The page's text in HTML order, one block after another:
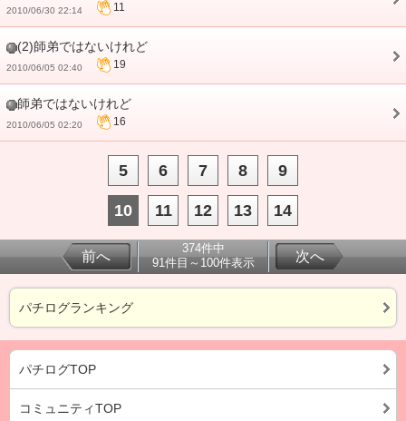
2010/06/30 22:14 11
(2)師弟ではないけれど
2010/06/05 02:40 19
師弟ではないけれど
2010/06/05 02:20 16
5 6 7 8 9
10 11 12 13 14
前へ
374件中
91件目～100件表示
次へ
パチログランキング
パチログTOP
コミュニティTOP